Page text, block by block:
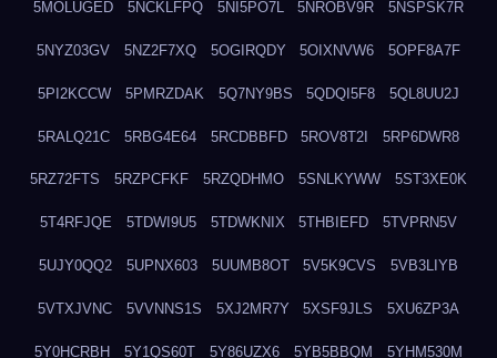
5MOLUGED 5NCKLFPQ 5NI5PO7L 5NROBV9R 5NSPSK7R
5NYZ03GV 5NZ2F7XQ 5OGIRQDY 5OIXNVW6 5OPF8A7F
5PI2KCCW 5PMRZDAK 5Q7NY9BS 5QDQI5F8 5QL8UU2J
5RALQ21C 5RBG4E64 5RCDBBFD 5ROV8T2I 5RP6DWR8
5RZ72FTS 5RZPCFKF 5RZQDHMO 5SNLKYWW 5ST3XE0K
5T4RFJQE 5TDWI9U5 5TDWKNIX 5THBIEFD 5TVPRN5V
5UJY0QQ2 5UPNX603 5UUMB8OT 5V5K9CVS 5VB3LIYB
5VTXJVNC 5VVNNS1S 5XJ2MR7Y 5XSF9JLS 5XU6ZP3A
5Y0HCRBH 5Y1QS60T 5Y86UZX6 5YB5BBQM 5YHM530M